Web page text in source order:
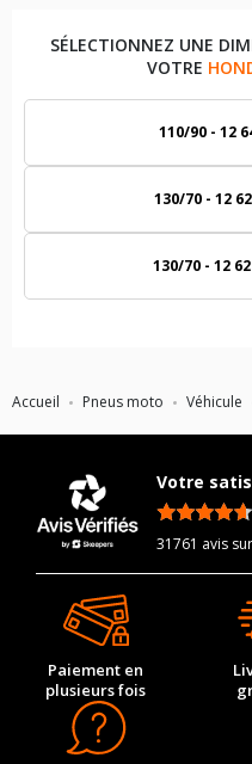
Accueil Pneus moto Véhicule
SÉLECTIONNEZ UNE
VOTRE
110/90 - 12
130/70 - 12 62
130/70 - 12 62
Votre
31761 avis
Paiement en
plusieurs fois